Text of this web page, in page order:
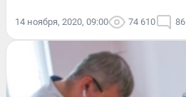
14 ноября, 2020, 09:00 74 610 86